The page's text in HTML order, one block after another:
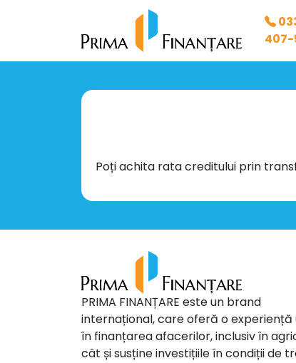
407-
Poți achita rata creditului prin
PRIMA FINANȚARE este un brand
internațional, care oferă o experiență
în finanțarea afacerilor, inclusiv în
cât și susține investițiile în condiții de